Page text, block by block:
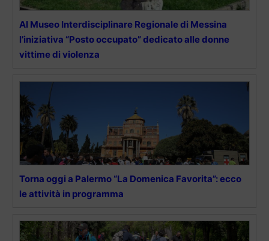
Al Museo Interdisciplinare Regionale di Messina
l’iniziativa “Posto occupato” dedicato alle donne
vittime di violenza
Torna oggi a Palermo “La Domenica Favorita”: ecco
le attività in programma